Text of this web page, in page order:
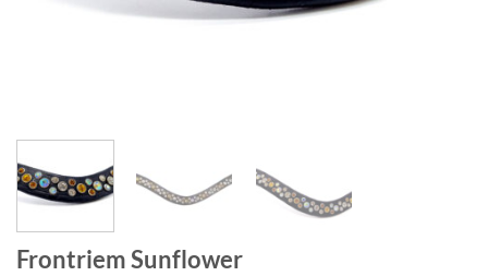
Frontriem Sunflower